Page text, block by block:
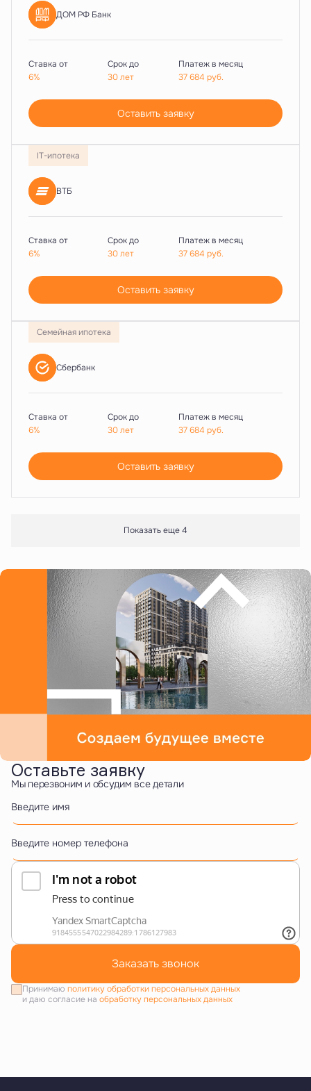
ДОМ РФ Банк
Ставка от
6%
Срок до
30 лет
Платеж в месяц
37 684 руб.
Оставить заявку
IT-ипотека
ВТБ
Ставка от
6%
Срок до
30 лет
Платеж в месяц
37 684 руб.
Оставить заявку
Семейная ипотека
Сбербанк
Ставка от
6%
Срок до
30 лет
Платеж в месяц
37 684 руб.
Оставить заявку
Показать еще 4
Оставьте заявку
Мы перезвоним и обсудим все детали
Введите имя
Введите номер телефона
Заказать звонок
Принимаю политику обработки персональных данных
и даю согласие на обработку персональных данных